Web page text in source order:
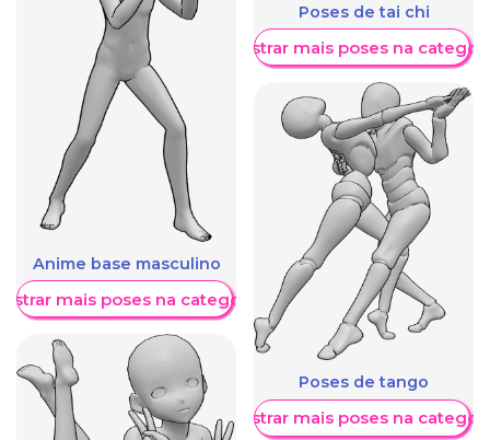
Anime base masculino
mais poses na categoria
Poses de tai chi
Mostrar mais poses na
Poses de tango
Mostrar mais poses na